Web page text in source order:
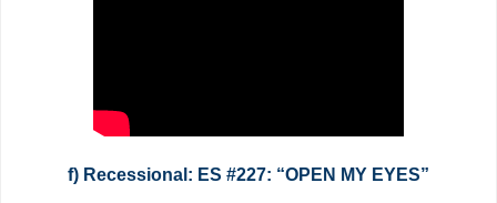
f) Recessional: ES #227: “OPEN MY EYES”